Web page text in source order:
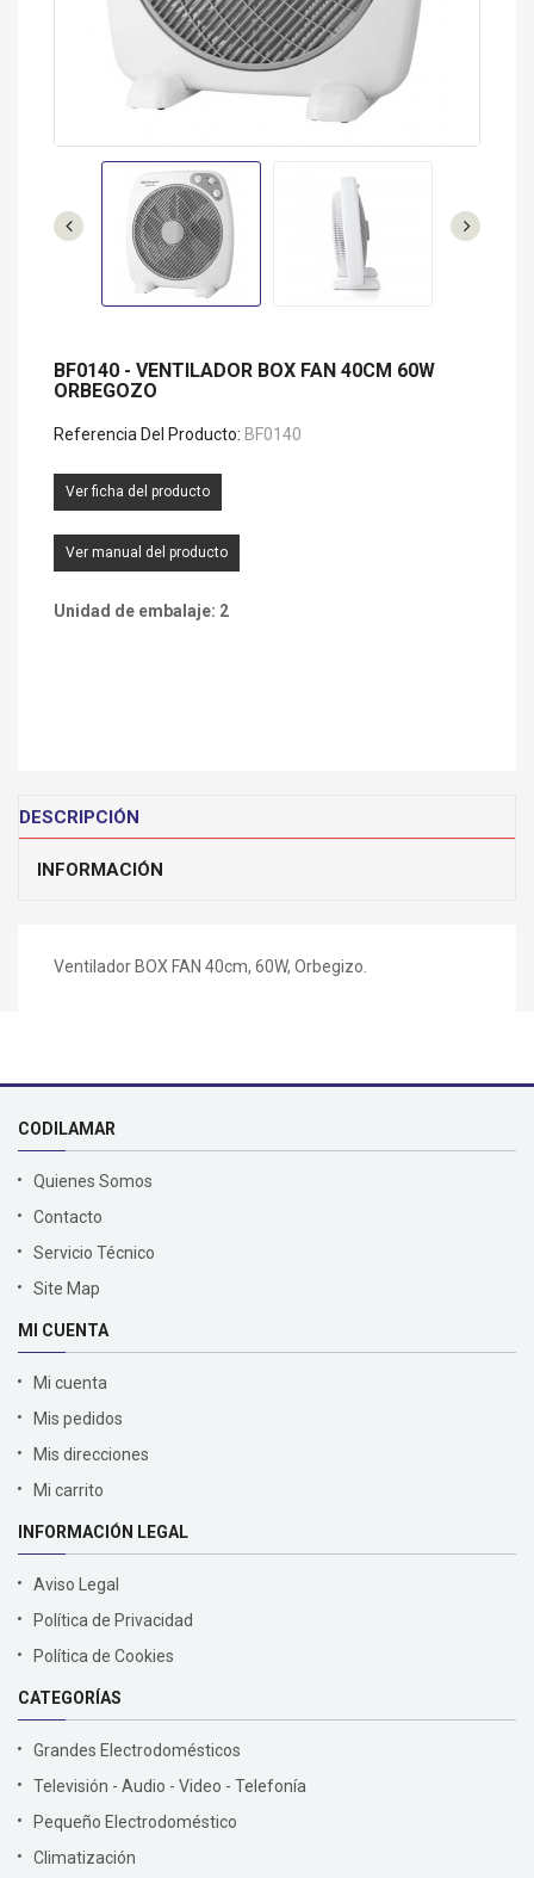
BF0140 - VENTILADOR BOX FAN 40CM 60W
ORBEGOZO
Referencia Del Producto: BF0140
Ver ficha del producto
Ver manual del producto
Unidad de embalaje: 2
DESCRIPCIÓN
INFORMACIÓN
Ventilador BOX FAN 40cm, 60W, Orbegizo.
CODILAMAR
Quienes Somos
Contacto
Servicio Técnico
Site Map
MI CUENTA
Mi cuenta
Mis pedidos
Mis direcciones
Mi carrito
INFORMACIÓN LEGAL
Aviso Legal
Política de Privacidad
Política de Cookies
CATEGORÍAS
Grandes Electrodomésticos
Televisión - Audio - Video - Telefonía
Pequeño Electrodoméstico
Climatización